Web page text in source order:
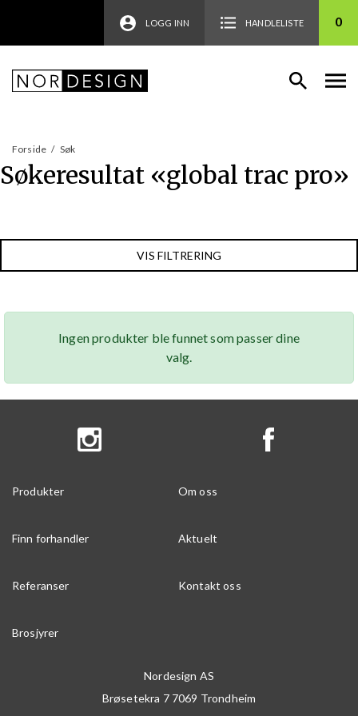
LOGG INN HANDLELISTE 0
Forside / Søk
Søkeresultat «global trac pro»
VIS FILTRERING
Ingen produkter ble funnet som passer dine
valg.
Produkter Om oss
Finn forhandler Aktuelt
Referanser Kontakt oss
Brosjyrer
Nordesign AS
Brøsetekra 7 7069 Trondheim